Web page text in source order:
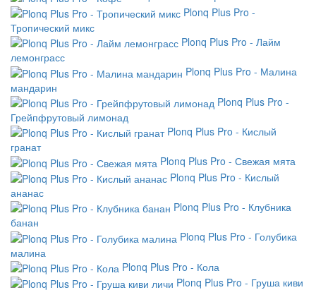
Plonq Plus Pro -
Тропический микс
Plonq Plus Pro - Лайм
лемонграсс
Plonq Plus Pro - Малина
мандарин
Plonq Plus Pro -
Грейпфрутовый лимонад
Plonq Plus Pro - Кислый
гранат
Plonq Plus Pro - Свежая мята
Plonq Plus Pro - Кислый
ананас
Plonq Plus Pro - Клубника
банан
Plonq Plus Pro - Голубика
малина
Plonq Plus Pro - Кола
Plonq Plus Pro - Груша киви